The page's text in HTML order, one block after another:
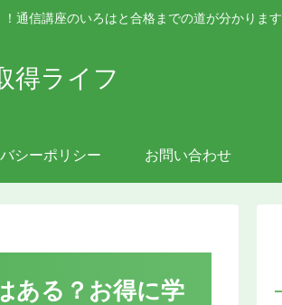
通信講座のいろはと合格までの道が分かります
得ライフ
シーポリシー お問い合わせ
ある？お得に学